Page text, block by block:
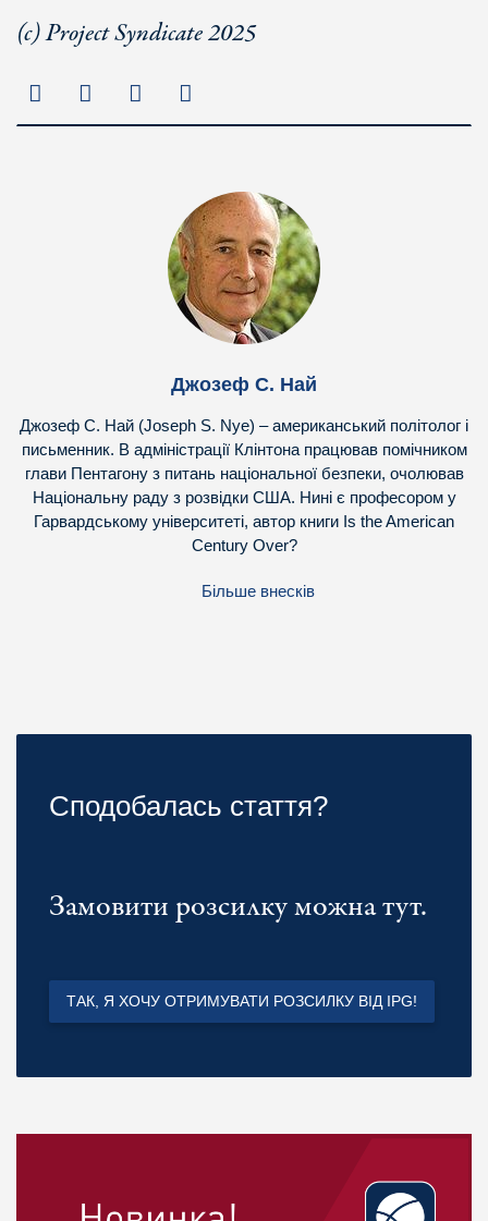
(c) Project Syndicate 2025
Джозеф С. Най
Джозеф С. Най (Joseph S. Nye) – американський політолог і
письменник. В адміністрації Клінтона працював помічником
глави Пентагону з питань національної безпеки, очолював
Національну раду з розвідки США. Нині є професором у
Гарвардському університеті, автор книги Is the American
Century Over?
Більше внесків
Сподобалась стаття?
Замовити розсилку можна тут.
ТАК, Я ХОЧУ ОТРИМУВАТИ РОЗСИЛКУ ВІД IPG!